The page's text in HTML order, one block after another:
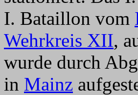
I. Bataillon vom
Wehrkreis XII,
wurde durch
in Mainz